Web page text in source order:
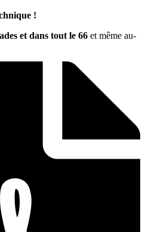
!
et dans tout le 66 et même au-